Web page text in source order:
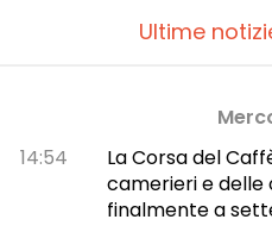
Ultime
14:54
La Corsa del
camerieri e delle
finalmente a